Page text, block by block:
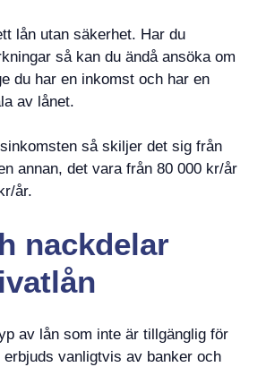
lån utan säkerhet. Har du
så kan du ändå ansöka om
du har en inkomst och har en
av lånet.
så skiljer det sig från
annan, det vara från 80 000 kr/år
år.
nackdelar
av lån som inte är tillgänglig för
erbjuds vanligtvis av banker och